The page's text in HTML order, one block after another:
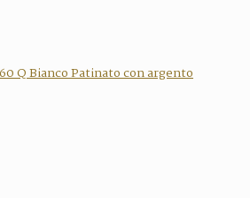
Q Bianco Patinato con argento